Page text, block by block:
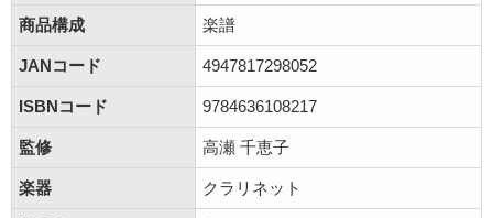
商品構成 楽譜
JANコード 4947817298052
ISBNコード 9784636108217
監修 高瀬 千恵子
楽器 クラリネット